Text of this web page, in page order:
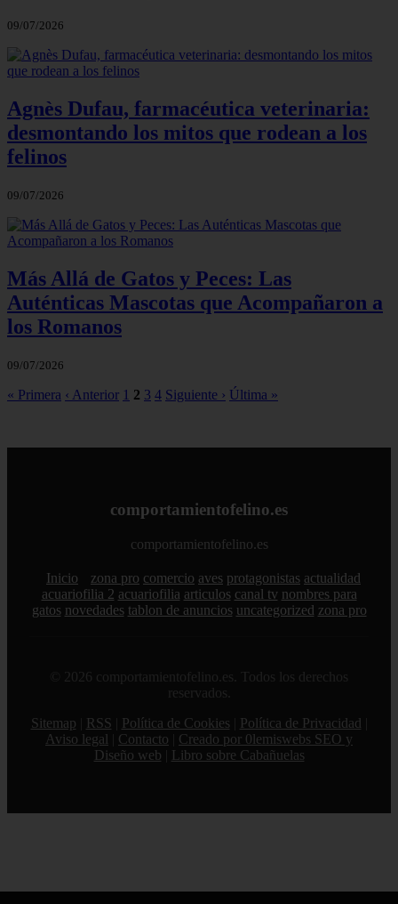
09/07/2026
Agnès Dufau, farmacéutica veterinaria:
desmontando los mitos que rodean a los
felinos
09/07/2026
Más Allá de Gatos y Peces: Las
Auténticas Mascotas que Acompañaron a
los Romanos
09/07/2026
« Primera ‹ Anterior 1 2 3 4 Siguiente › Última »
comportamientofelino.es
comportamientofelino.es
Inicio zona pro comercio aves protagonistas actualidad
acuariofilia 2 acuariofilia articulos canal tv nombres para
gatos novedades tablon de anuncios uncategorized zona pro
© 2026 comportamientofelino.es. Todos los derechos
reservados.
Sitemap
RSS Política de Cookies Política de Privacidad
Aviso legal
Contacto
Creado por 0lemiswebs SEO y
Diseño web
Libro sobre Cabañuelas